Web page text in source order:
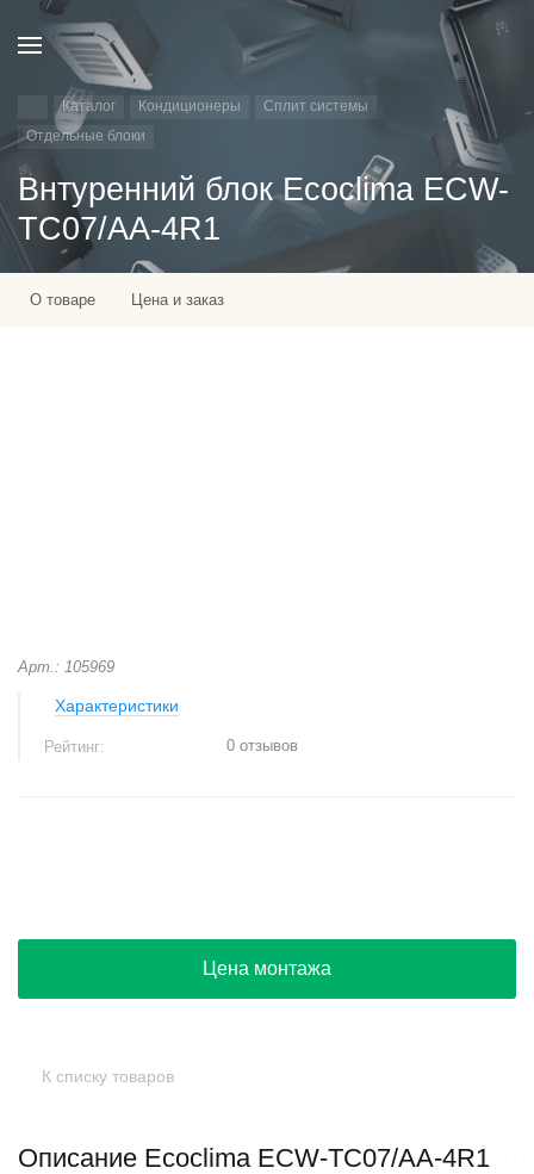
Каталог Кондиционеры
Сплит системы
Отдельные блоки
Внтуренний блок Ecoclima ECW-
TC07/AA-4R1
О товаре Цена и заказ
Арт.: 105969
Характеристики
Рейтинг: 0 отзывов
Цена монтажа
К списку товаров
Описание Ecoclima ECW-TC07/AA-4R1